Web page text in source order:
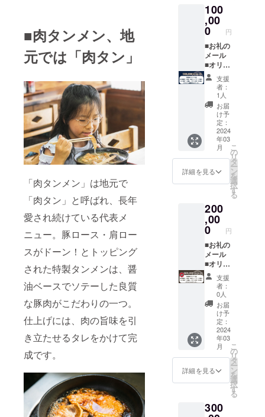
■肉タンメン、地
元では「肉タン」
「肉タンメン」は地元で
「肉タン」と呼ばれ、長年
愛され続けている代表メ
ニュー。豚ロース・肩ロー
スがドーン！とトッピング
された特製タンメンは、醤
油ベースでソテーした良質
な豚肉がこだわりの一つ。
仕上げには、肉の旨味を引
き立たせるタレをかけて完
成です。
く場合
がござ
いま
す。詳
しくは
本文の
「■リ
ターン
品につ
いて」
をご覧
くださ
い。
幸いで
す。 ※
予定時
前に届
く場合
がござ
いま
す。詳
しくは
本文の
「■リ
ターン
品につ
いて」
をご覧
くださ
い。
16個入
（冷
凍） を
お送り
いたし
ます。
【消費
期限】
・冷凍
肉タン
メン／
製造日
より１
年 ・幻
の肉餃
子・幻
の
シュー
スポト
レ餃子
／８ヵ
月（約
240日）
※冷凍保
存時 ※
支援金
額は支
援者さ
まが支
援を申
し込む
際に、
任意で
引き上
げるこ
とがで
せ支援
堂 冷
凍肉タ
ンメ
ン 2食
入（冷
凍） ■
幻の肉
餃子１
袋 ８
個入
（冷
凍） ■
幻の
シュー
マイ１
袋 10
個入
（冷
凍） ■
袋 16
個入
（冷
凍） ■
スポト
レ餃子
１袋
16個入
（冷
凍） を
お送り
いたし
ます。
【消費
期限】
・冷凍
肉タン
メン／
製造日
の肉餃
100
,00
0 円
■お礼の
メール
■オリジ
ナルス
テッ
カー1枚
（50×5
0mm）
■オリジ
ナル帆
前掛け
１枚
（縦
47cm×
幅
47cm）
堂 冷
凍肉タ
ンメ
ン 4食
入（冷
凍） ■
幻の肉
餃子１
袋 ８
個入
（冷
凍） ■
幻の
シュー
マイ１
袋 10
個入
（冷
凍） ■
袋 16
支援
者：
1人
お届
け予
定：
2024
年03
月
詳細を見る
こ
の
リ
タ
ー
ン
を
選
択
す
る
200
,00
0 円
■お礼の
メール
■オリジ
ナルス
テッ
カー1枚
（50×5
0mm）
〈以下5
品が１
セット
で２ヵ
月間届
きま
す〉 ■
凍肉タ
支援
者：
0人
お届
け予
定：
2024
年03
月
詳細を見る
こ
の
リ
タ
ー
ン
を
選
択
す
る
300